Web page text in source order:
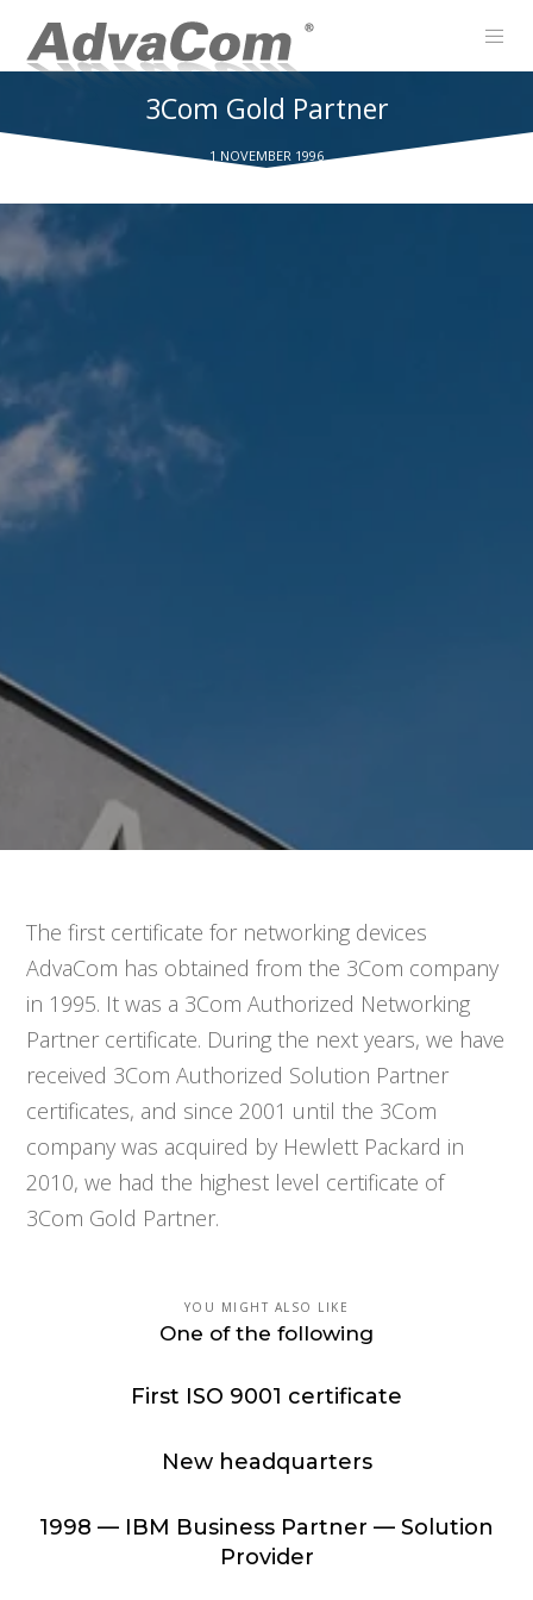
3Com Gold Partner
1 NOVEMBER 1996
The first certificate for networking devices
AdvaCom has obtained from the 3Com company
in 1995. It was a 3Com Authorized Networking
Partner certificate. During the next years, we have
received 3Com Authorized Solution Partner
certificates, and since 2001 until the 3Com
company was acquired by Hewlett Packard in
2010, we had the highest level certificate of
3Com Gold Partner.
YOU MIGHT ALSO LIKE
One of the following
First ISO 9001 certificate
New headquarters
1998 — IBM Business Partner — Solution
Provider